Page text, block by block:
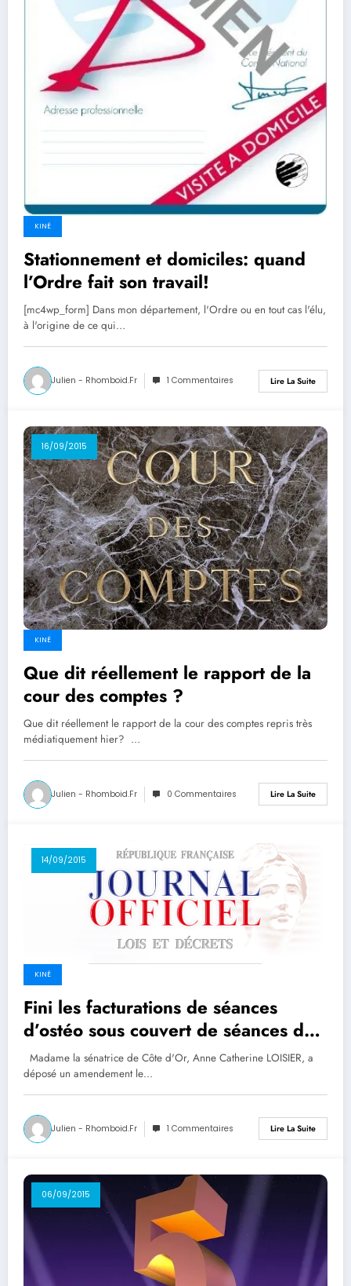
KINÉ
Stationnement et domiciles: quand
l’Ordre fait son travail!
[mc4wp_form] Dans mon département, l'Ordre ou en tout cas l'élu,
à l'origine de ce qui…
Julien - Rhomboid.fr 1 Commentaires Lire La Suite
16/09/2015
KINÉ
Que dit réellement le rapport de la
cour des comptes ?
Que dit réellement le rapport de la cour des comptes repris très
médiatiquement hier? …
Julien - Rhomboid.fr 0 Commentaires Lire La Suite
14/09/2015
KINÉ
Fini les facturations de séances
d’ostéo sous couvert de séances de
kiné!
Madame la sénatrice de Côte d'Or, Anne Catherine LOISIER, a
déposé un amendement le…
Julien - Rhomboid.fr 1 Commentaires Lire La Suite
06/09/2015